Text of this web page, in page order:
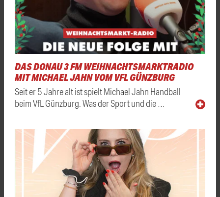
DAS DONAU 3 FM WEIHNACHTSMARKTRADIO
MIT MICHAEL JAHN VOM VFL GÜNZBURG
Seit er 5 Jahre alt ist spielt Michael Jahn Handball
beim VfL Günzburg. Was der Sport und die …